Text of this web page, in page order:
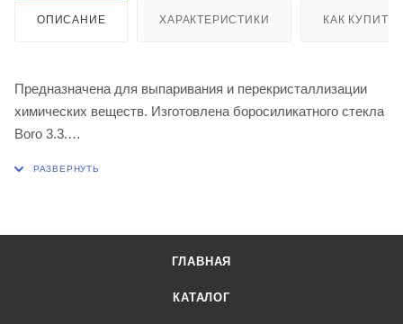
ОПИСАНИЕ ХАРАКТЕРИСТИКИ КАК КУПИТЬ
Предназначена для выпаривания и перекристаллизации
химических веществ. Изготовлена боросиликатного стекла
Boro 3.3.
ГЛАВНАЯ
КАТАЛОГ